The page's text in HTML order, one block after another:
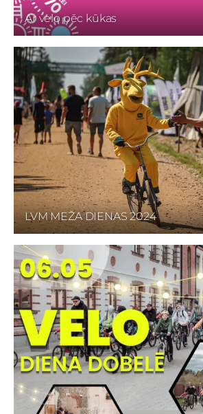
Ar velo pēc kūkas
LVM MEŽA DIENAS 2024